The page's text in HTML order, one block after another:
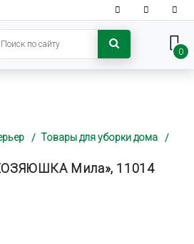
0
Товары для уборки дома
Мила», 11014